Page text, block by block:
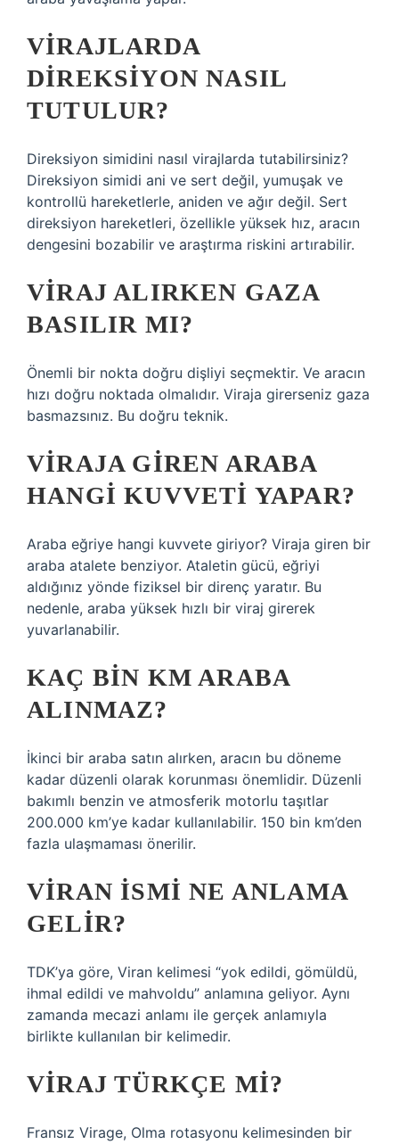
VIRAJLARDA
DIREKSIYON NASIL
TUTULUR?
Direksiyon simidini nasıl virajlarda tutabilirsiniz?
Direksiyon simidi ani ve sert değil, yumuşak ve
kontrollü hareketlerle, aniden ve ağır değil. Sert
direksiyon hareketleri, özellikle yüksek hız, aracın
dengesini bozabilir ve araştırma riskini artırabilir.
VIRAJ ALIRKEN GAZA
BASILIR MI?
Önemli bir nokta doğru dişliyi seçmektir. Ve aracın
hızı doğru noktada olmalıdır. Viraja girerseniz gaza
basmazsınız. Bu doğru teknik.
VIRAJA GIREN ARABA
HANGI KUVVETI YAPAR?
Araba eğriye hangi kuvvete giriyor? Viraja giren bir
araba atalete benziyor. Ataletin gücü, eğriyi
aldığınız yönde fiziksel bir direnç yaratır. Bu
nedenle, araba yüksek hızlı bir viraj girerek
yuvarlanabilir.
KAÇ BIN KM ARABA
ALINMAZ?
İkinci bir araba satın alırken, aracın bu döneme
kadar düzenli olarak korunması önemlidir. Düzenli
bakımlı benzin ve atmosferik motorlu taşıtlar
200.000 km’ye kadar kullanılabilir. 150 bin km’den
fazla ulaşmaması önerilir.
VIRAN ISMI NE ANLAMA
GELIR?
TDK’ya göre, Viran kelimesi “yok edildi, gömüldü,
ihmal edildi ve mahvoldu” anlamına geliyor. Aynı
zamanda mecazi anlamı ile gerçek anlamıyla
birlikte kullanılan bir kelimedir.
VIRAJ TÜRKÇE MI?
Fransız Virage, Olma rotasyonu kelimesinden bir